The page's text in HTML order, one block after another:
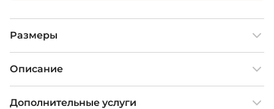
Размеры
Описание
Дополнительные услуги